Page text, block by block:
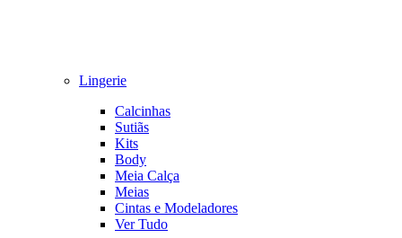
Lingerie
Calcinhas
Sutiãs
Kits
Body
Meia Calça
Meias
Cintas e Modeladores
Ver Tudo